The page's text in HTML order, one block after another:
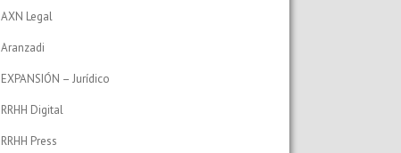
AXN Legal
Aranzadi
EXPANSIÓN – Jurídico
RRHH Digital
RRHH Press